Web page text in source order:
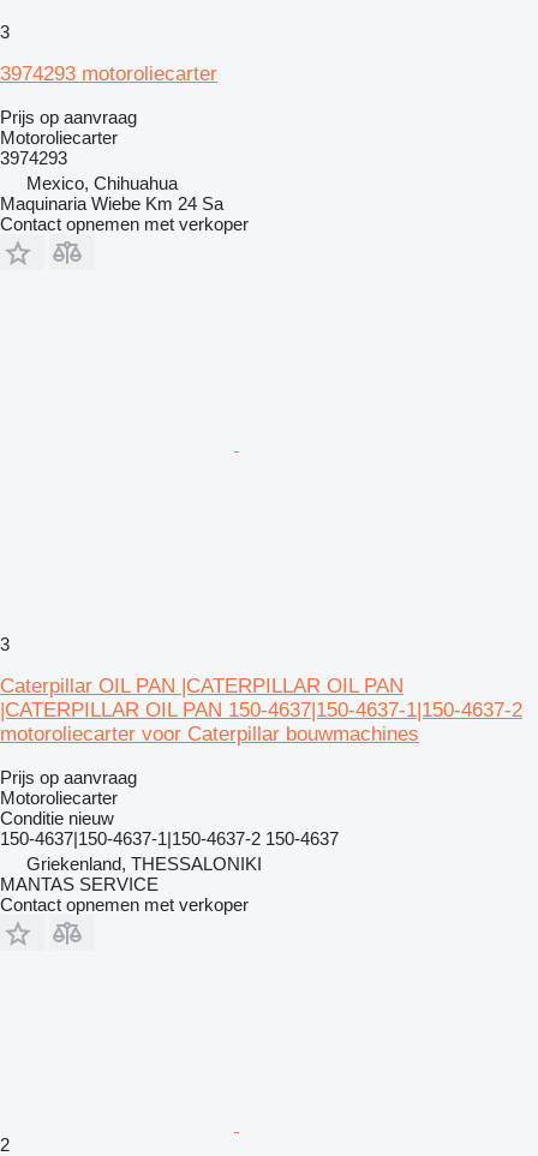
3
3974293 motoroliecarter
Prijs op aanvraag
Motoroliecarter
3974293
Mexico, Chihuahua
Maquinaria Wiebe Km 24 Sa
Contact opnemen met verkoper
3
Caterpillar OIL PAN |CATERPILLAR OIL PAN
|CATERPILLAR OIL PAN 150-4637|150-4637-1|150-4637-2
motoroliecarter voor Caterpillar bouwmachines
Prijs op aanvraag
Motoroliecarter
Conditie nieuw
150-4637|150-4637-1|150-4637-2 150-4637
Griekenland, THESSALONIKI
MANTAS SERVICE
Contact opnemen met verkoper
2